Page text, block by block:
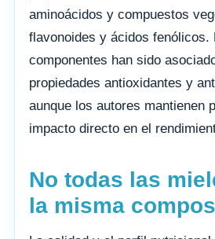
aminoácidos y compuestos
flavonoides y ácidos fenólicos.
componentes han sido
propiedades antioxidantes y
aunque los autores mantienen
impacto directo en el
No todas las
la misma